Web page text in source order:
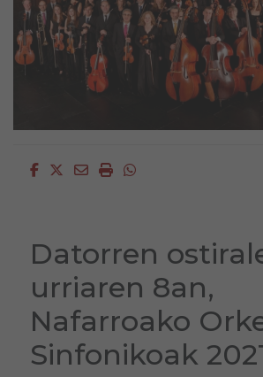
Facebook
Twitter
EmailImprimirWhatsapp
Datorren
urriaren 8an,
Nafarroako
Sinfonikoak